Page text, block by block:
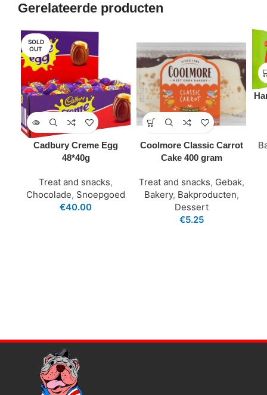
Gerelateerde producten
SOLD
OUT
Cadbury Creme Egg
48*40g
Treat and snacks,
Chocolade, Snoepgoed
€40.00
Coolmore Classic Carrot
Cake 400 gram
Treat and snacks, Gebak,
Bakery, Bakproducten,
Dessert
€5.25